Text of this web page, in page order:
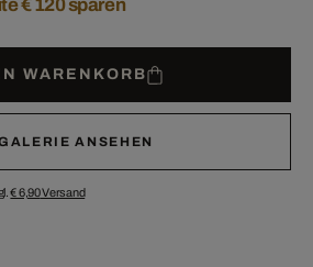
€ 120 sparen
WARENKORB
ANSEHEN
€ 6,90Versand